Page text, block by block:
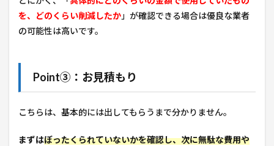
を、どのくらい削減したか」が確認できる場合は優良な業者
の可能性は高いです。
Point③：お見積もり
こちらは、基本的には出してもらうまで分かりません。
まずはぼったくられていないかを確認し、次に無駄な費用や